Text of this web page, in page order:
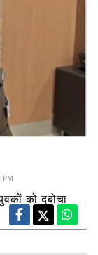
PM
को दबोचा